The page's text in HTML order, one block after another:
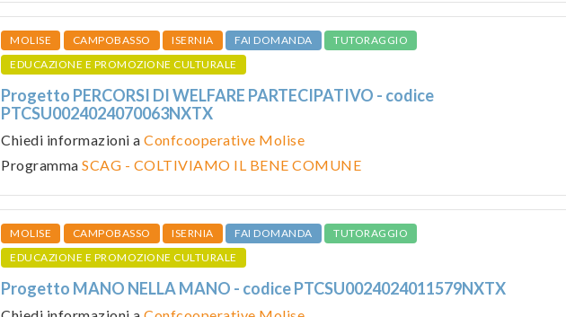
MOLISE CAMPOBASSO ISERNIA FAI DOMANDA
TUTORAGGIO
EDUCAZIONE E PROMOZIONE CULTURALE
Progetto PERCORSI DI WELFARE PARTECIPATIVO - codice
PTCSU0024024070063NXTX
Chiedi informazioni a Confcooperative Molise
Programma SCAG - COLTIVIAMO IL BENE COMUNE
MOLISE CAMPOBASSO ISERNIA FAI DOMANDA
TUTORAGGIO
EDUCAZIONE E PROMOZIONE CULTURALE
Progetto MANO NELLA MANO - codice PTCSU0024024011579NXTX